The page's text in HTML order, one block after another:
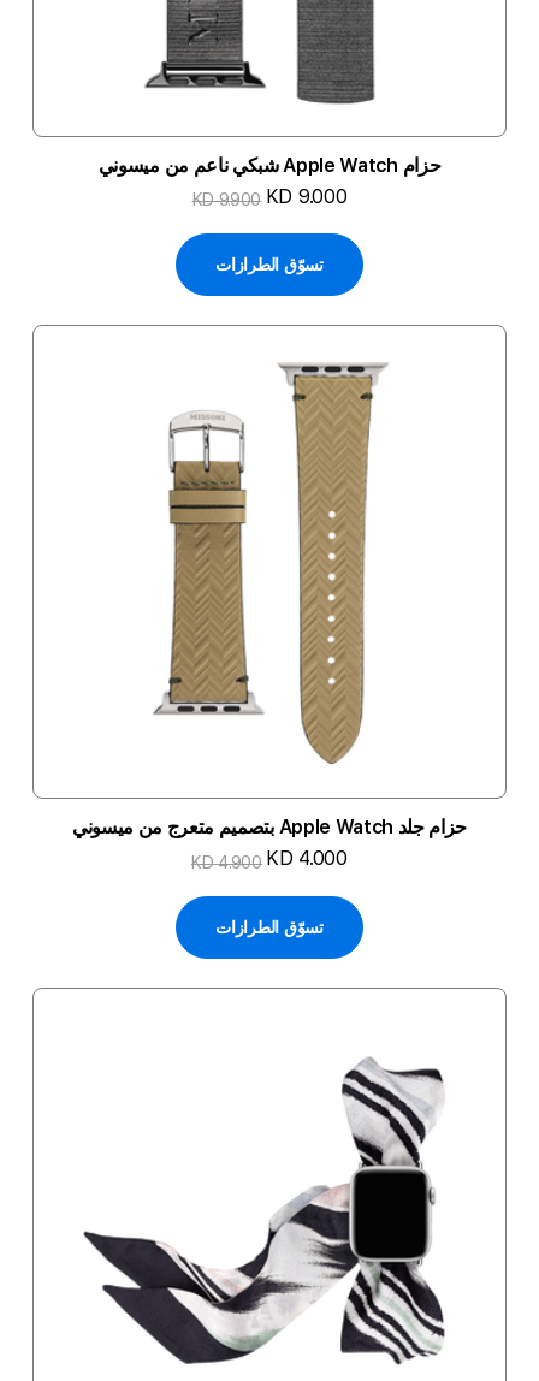
حزام Apple Watch شبكي ناعم من ميسوني
KD 9.000
KD 9.900
تسوّق الطرازات
حزام جلد Apple Watch بتصميم متعرج من ميسوني
KD 4.000
KD 4.900
تسوّق الطرازات